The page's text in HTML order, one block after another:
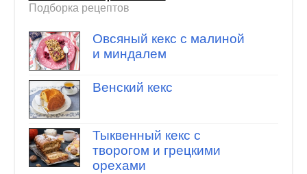
Подборка рецептов
Овсяный кекс с малиной
и миндалем
Венский кекс
Тыквенный кекс с
творогом и грецкими
орехами